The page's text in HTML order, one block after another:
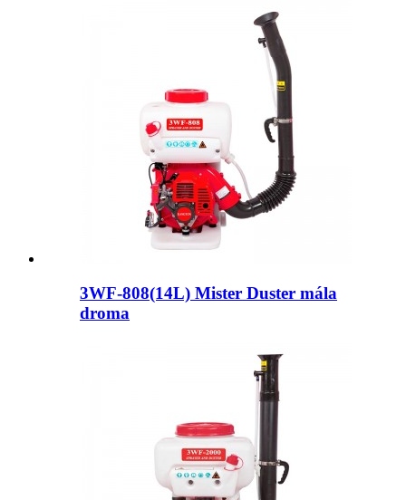
3WF-808(14L) Mister Duster mála
droma